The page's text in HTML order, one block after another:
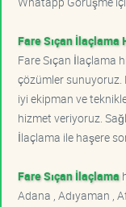
Fare Sıçan İlaçlama
Fare Sıçan İlaçlama
çözümler sunuyoruz.
iyi ekipman ve
hizmet veriyoruz.
İlaçlama ile haşere
Fare Sıçan İlaçlama
Adana , Adıyaman ,